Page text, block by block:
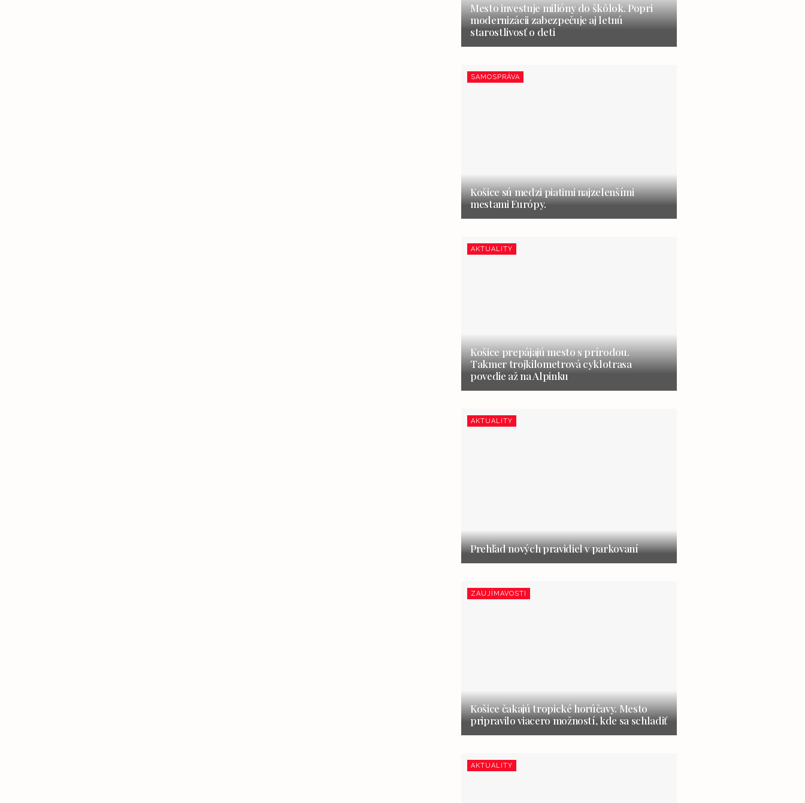
Mesto investuje milióny do škôlok. Popri
modernizácii zabezpečuje aj letnú
starostlivosť o deti
SAMOSPRÁVA
Košice sú medzi piatimi najzelenšími
mestami Európy.
AKTUALITY
Košice prepájajú mesto s prírodou.
Takmer trojkilometrová cyklotrasa
povedie až na Alpinku
AKTUALITY
Prehľad nových pravidiel v parkovaní
ZAUJÍMAVOSTI
Košice čakajú tropické horúčavy. Mesto
pripravilo viacero možností, kde sa schladiť
AKTUALITY